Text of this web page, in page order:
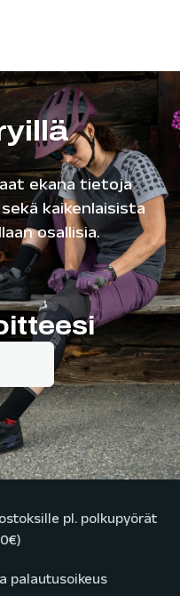
ekana tietoja
kaikenlaisista
osallisia.
pl. polkupyörät
palautusoikeus